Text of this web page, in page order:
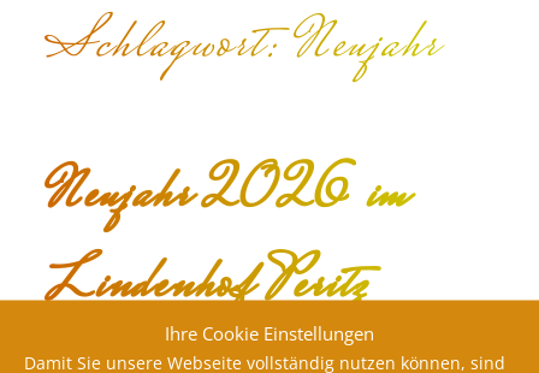
Ihre Cookie Einstellungen
Damit Sie unsere Webseite vollständig nutzen können, sind
Schlagwort:Neujahr
Neujahr 2026 im
Lindenhof Peritz